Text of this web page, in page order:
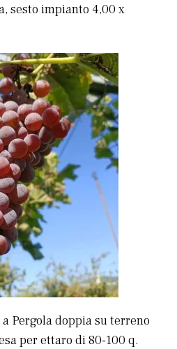
sesto impianto 4,00 x
Pergola doppia su terreno
per ettaro di 80-100 q.